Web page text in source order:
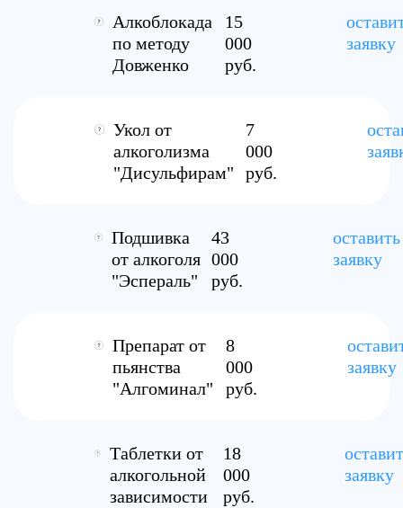
Алкоблокада
по методу
Довженко
15
000
руб.
заявку
Укол от
алкоголизма
"Дисульфирам"
7
000
руб.
Подшивка
от алкоголя
"Эспераль"
43
000
руб.
оставить
заявку
Препарат от
пьянства
"Алгоминал"
8
000
руб.
заявку
Таблетки от
алкогольной
зависимости
18
000
руб.
заявку